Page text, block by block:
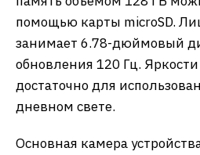
помощью карты microSD.
занимает 6.78-дюймовый
обновления 120 Гц.
достаточно для
дневном свете.
Основная камера